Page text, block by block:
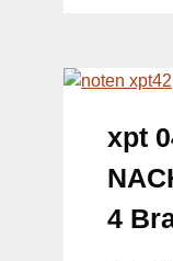
xpt
4